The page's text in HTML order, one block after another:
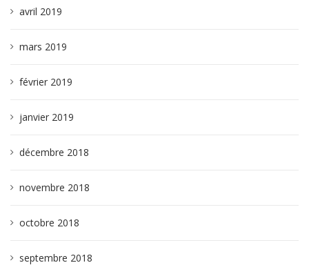
avril 2019
mars 2019
février 2019
janvier 2019
décembre 2018
novembre 2018
octobre 2018
septembre 2018